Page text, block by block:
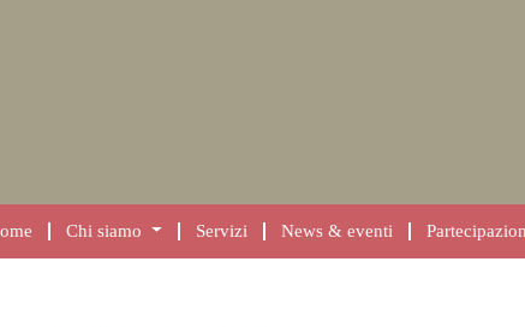
Chi siamo Servizi News & eventi